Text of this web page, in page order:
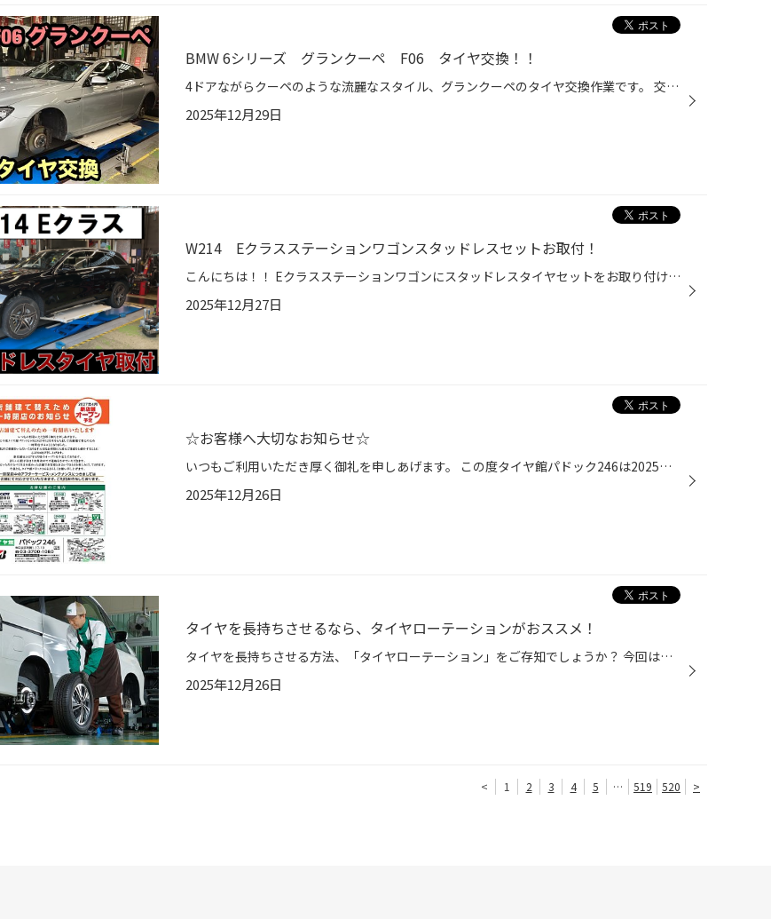
BMW 6シリーズ グランクーペ F06 タイヤ交換！！
4ドアながらクーペのような流麗なスタイル、グランクーペのタイヤ交換作業です。 交換前のタイヤは緊急を要する摩耗レベルではないにせよ、 この車の持つポテンシャルとお客様の安全意識の高さから交換となりました。 装着されるタイヤはポテンザS001RFT 欧州車のハイパワーをしっかり路面に伝え、 ...
2025年12月29日
W214 Eクラスステーションワゴンスタッドレスセットお取付！
こんにちは！！ Eクラスステーションワゴンにスタッドレスタイヤセットをお取り付け致しました。 新型Eクラス、W214型です。 ホイールとのセットの為、あらかじめご予約を頂き準備をしての作業です。 純正サイズは245/45R19 それをホイールセットで1インチダウン。 225/55R18のブリザック VRX3＆MAK...
2025年12月27日
☆お客様へ大切なお知らせ☆
いつもご利用いただき厚く御礼を申しあげます。 この度タイヤ館パドック246は2025年12月末をもちまして店舗建て替えのため 一時閉店することとなりました。 日頃よりご愛顧をいただいております大切なお客様に大変なご迷惑をお掛けすることに 心よりお詫び申し上げます。 タイヤクロークをご利用の...
2025年12月26日
タイヤを長持ちさせるなら、タイヤローテーションがおススメ！
タイヤを長持ちさせる方法、「タイヤローテーション」をご存知でしょうか？ 今回は、タイヤ長持ちに効く「タイヤローテーション」についてご紹介します。 【タイヤローテーションとは？】 「タイヤローテーション」とは、現状のおクルマのタイヤ装着位置（左前、右前、左後、右後）を、 別の位置に...
2025年12月26日
< 1 2 3 4 5 … 519 520 >